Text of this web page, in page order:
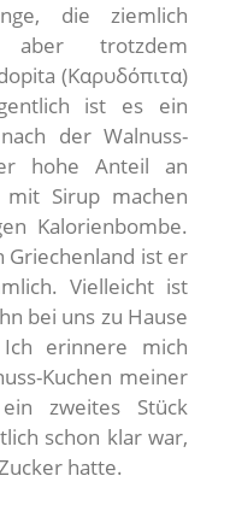
die ziemlich
aber trotzdem
(Καρυδόπιτα)
ist es ein
der Walnuss-
hohe Anteil an
Sirup machen
Kalorienbombe.
Griechenland ist er
Vielleicht ist
bei uns zu Hause
erinnere mich
Kuchen meiner
zweites Stück
schon klar war,
hatte.